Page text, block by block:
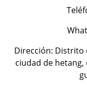
Dirección: Distrito
ciudad de